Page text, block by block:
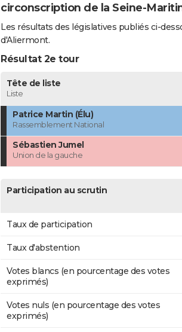
circonscription de la Seine-
Les résultats des législatives publiés ci-
d'Aliermont.
Résultat 2e tour
Tête de liste
Liste
Patrice Martin (Élu)
Rassemblement National
Sébastien Jumel
Union de la gauche
Participation au scrutin
Taux de participation
Taux d'abstention
Votes blancs (en pourcentage des votes
exprimés)
Votes nuls (en pourcentage des votes
exprimés)